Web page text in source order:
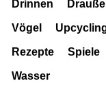
Drinnen
Vögel
Rezepte Spiele
Wasser